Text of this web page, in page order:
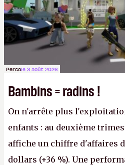
Percole 3 août 2026
Bambins = radins !
On n'arrête plus
enfants : au deuxième
affiche un chiffre d'affaires
dollars (+36 %). Une